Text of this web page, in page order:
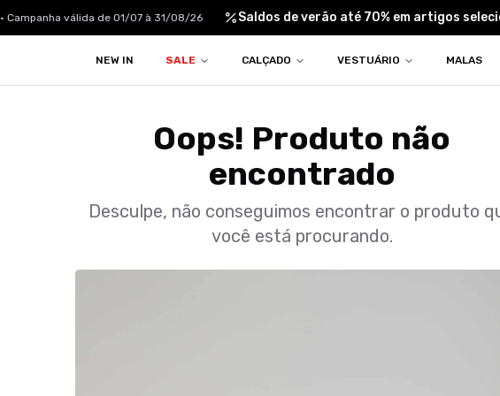
Campanha válida de 01/07 à 31/08/26 Saldos de verão até 70% em artigos
NEW IN SALE CALÇADO VESTUÁRIO MALAS
Oops! Produto não
encontrado
Desculpe, não conseguimos encontrar o produto
você está procurando.